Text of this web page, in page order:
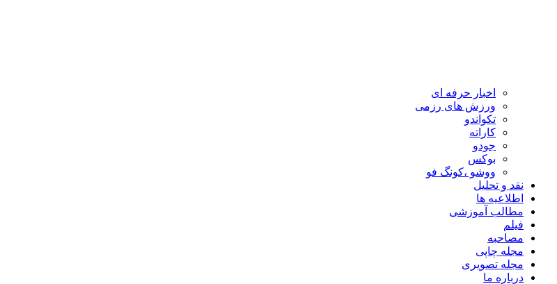
اخبار حرفه ای
ورزش های رزمی
تکواندو
کاراته
جودو
بوکس
ووشو ،کونگ فو
نقد و تحلیل
اطلاعیه ها
مطالب آموزشی
فیلم
مصاحبه
مجله چاپی
مجله تصویری
درباره ما